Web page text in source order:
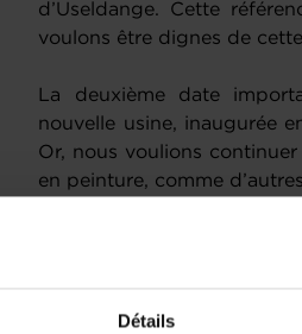
Détails
d’Useldange. Cette
voulons être dignes de
La deuxième date
nouvelle usine, inaugurée
Or, nous voulions
en peinture, comme
main d’œuvre au
compétitivité de
l’holacratie consiste à
permet de contenir la